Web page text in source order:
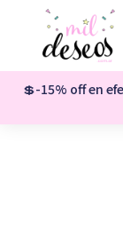
💲-15% off en